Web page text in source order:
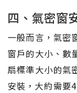
四、氣密窗
一般而言，氣密
窗戶的大小、數
扇標準大小的氣
安裝，大約需要